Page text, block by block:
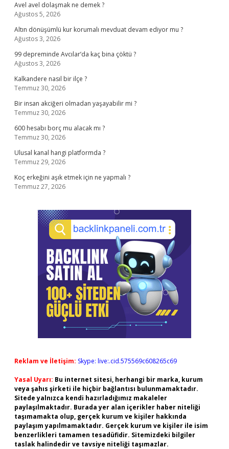
Avel avel dolaşmak ne demek ?
Ağustos 5, 2026
Altın dönüşümlü kur korumalı mevduat devam ediyor mu ?
Ağustos 3, 2026
99 depreminde Avcılar’da kaç bina çöktü ?
Ağustos 3, 2026
Kalkandere nasıl bir ilçe ?
Temmuz 30, 2026
Bir insan akciğeri olmadan yaşayabilir mi ?
Temmuz 30, 2026
600 hesabı borç mu alacak mı ?
Temmuz 30, 2026
Ulusal kanal hangi platformda ?
Temmuz 29, 2026
Koç erkeğini aşık etmek için ne yapmalı ?
Temmuz 27, 2026
Reklam ve İletişim: Skype: live:.cid.575569c608265c69
Yasal Uyarı: Bu internet sitesi, herhangi bir marka, kurum
veya şahıs şirketi ile hiçbir bağlantısı bulunmamaktadır.
Sitede yalnızca kendi hazırladığımız makaleler
paylaşılmaktadır. Burada yer alan içerikler haber niteliği
taşımamakta olup, gerçek kurum ve kişiler hakkında
paylaşım yapılmamaktadır. Gerçek kurum ve kişiler ile isim
benzerlikleri tamamen tesadüfidir. Sitemizdeki bilgiler
taslak halindedir ve tavsiye niteliği taşımazlar.